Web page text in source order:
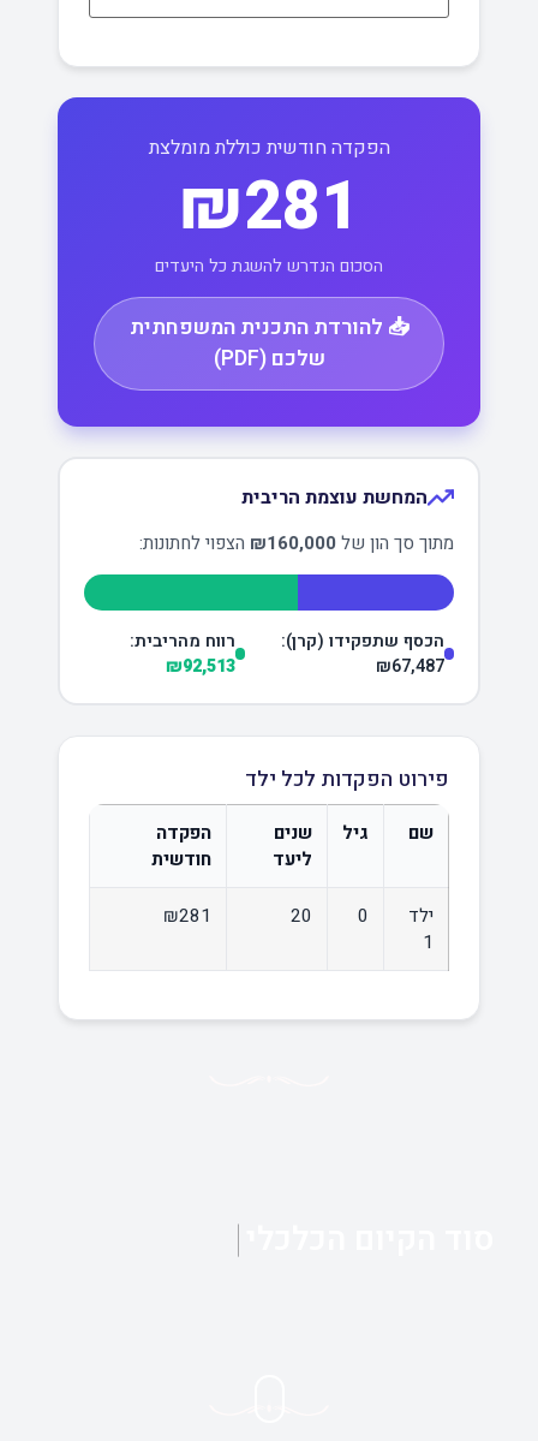
הפקדה חודשית כוללת מומלצת
₪281
הסכום הנדרש להשגת כל היעדים
📥 להורדת התכנית המשפחתית
שלכם (PDF)
המחשת עוצמת הריבית
מתוך סך הון של₪160,000 הצפוי לחתונות:
הכסף שתפקידו (קרן):
₪67,487
רווח מהריבית:
₪92,513
פירוט הפקדות לכל ילד
שם גיל
שנים
ליעד
הפקדה
חודשית
ילד
1
0
20
₪281
סוד הקיום הכלכלי